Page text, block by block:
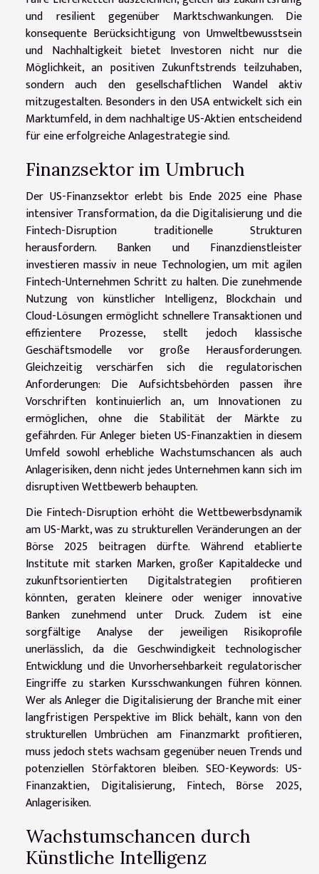
und resilient gegenüber Marktschwankungen. Die
konsequente Berücksichtigung von Umweltbewusstsein
und Nachhaltigkeit bietet Investoren nicht nur die
Möglichkeit, an positiven Zukunftstrends teilzuhaben,
sondern auch den gesellschaftlichen Wandel aktiv
mitzugestalten. Besonders in den USA entwickelt sich ein
Marktumfeld, in dem nachhaltige US-Aktien entscheidend
für eine erfolgreiche Anlagestrategie sind.
Finanzsektor im Umbruch
Der US-Finanzsektor erlebt bis Ende 2025 eine Phase
intensiver Transformation, da die Digitalisierung und die
Fintech-Disruption traditionelle Strukturen
herausfordern. Banken und Finanzdienstleister
investieren massiv in neue Technologien, um mit agilen
Fintech-Unternehmen Schritt zu halten. Die zunehmende
Nutzung von künstlicher Intelligenz, Blockchain und
Cloud-Lösungen ermöglicht schnellere Transaktionen und
effizientere Prozesse, stellt jedoch klassische
Geschäftsmodelle vor große Herausforderungen.
Gleichzeitig verschärfen sich die regulatorischen
Anforderungen: Die Aufsichtsbehörden passen ihre
Vorschriften kontinuierlich an, um Innovationen zu
ermöglichen, ohne die Stabilität der Märkte zu
gefährden. Für Anleger bieten US-Finanzaktien in diesem
Umfeld sowohl erhebliche Wachstumschancen als auch
Anlagerisiken, denn nicht jedes Unternehmen kann sich im
disruptiven Wettbewerb behaupten.
Die Fintech-Disruption erhöht die Wettbewerbsdynamik
am US-Markt, was zu strukturellen Veränderungen an der
Börse 2025 beitragen dürfte. Während etablierte
Institute mit starken Marken, großer Kapitaldecke und
zukunftsorientierten Digitalstrategien profitieren
könnten, geraten kleinere oder weniger innovative
Banken zunehmend unter Druck. Zudem ist eine
sorgfältige Analyse der jeweiligen Risikoprofile
unerlässlich, da die Geschwindigkeit technologischer
Entwicklung und die Unvorhersehbarkeit regulatorischer
Eingriffe zu starken Kursschwankungen führen können.
Wer als Anleger die Digitalisierung der Branche mit einer
langfristigen Perspektive im Blick behält, kann von den
strukturellen Umbrüchen am Finanzmarkt profitieren,
muss jedoch stets wachsam gegenüber neuen Trends und
potenziellen Störfaktoren bleiben. SEO-Keywords: US-
Finanzaktien, Digitalisierung, Fintech, Börse 2025,
Anlagerisiken.
Wachstumschancen durch
Künstliche Intelligenz